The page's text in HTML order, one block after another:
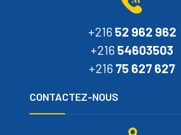
+216 52 962 962
+216 54603503
+216 75 627 627
CONTACTEZ-NOUS